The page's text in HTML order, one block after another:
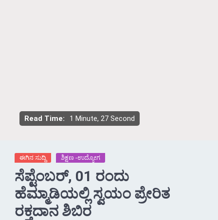
Read Time: 1 Minute, 27 Second
ಈಗಿನ ಸುದ್ದಿ ಶಿಕ್ಷಣ -ಉದ್ಯೋಗ
ಸೆಪ್ಟೆಂಬರ್, 01 ರಂದು
ಹೆಮ್ಮಾಡಿಯಲ್ಲಿ ಸ್ವಯಂ ಪ್ರೇರಿತ
ರಕ್ತದಾನ ಶಿಬಿರ